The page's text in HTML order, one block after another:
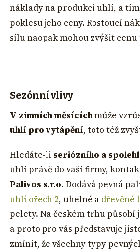
náklady na produkci uhlí, a
poklesu jeho ceny. Rostoucí
sílu naopak mohou zvýšit
Sezónní vlivy
V zimních měsícíchmůže
uhlí pro vytápění, toto též
Hledáte-li seriózního a
uhlí právě do vaší firmy,
Palivos s.r.o. Dodává pevná
uhlí ořech 2, uhelné a dřevěné
pelety. Na českém trhu působí
a proto pro vás představuje
zmínit, že všechny typy